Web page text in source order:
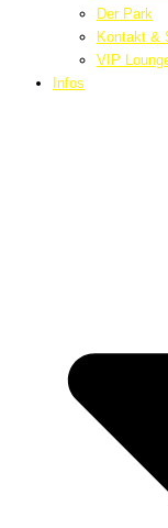
Der Park
Kontakt &
VIP
Infos